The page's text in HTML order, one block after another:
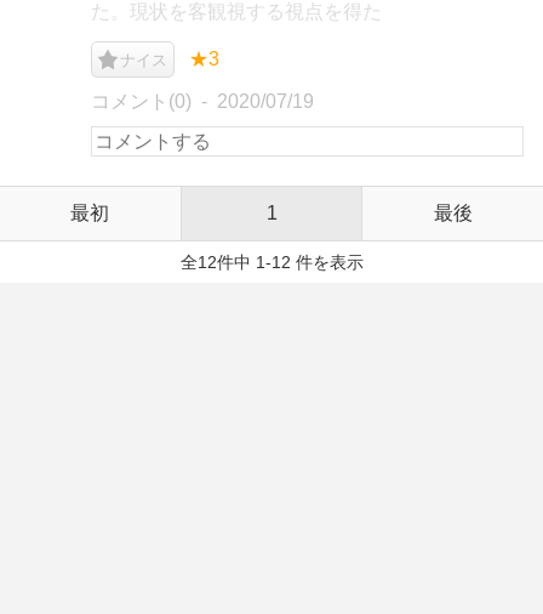
た。現状を客観視する視点を得た
ナイス ★3
コメント(0) 2020/07/19
最初 1 最後
全12件中 1-12 件を表示